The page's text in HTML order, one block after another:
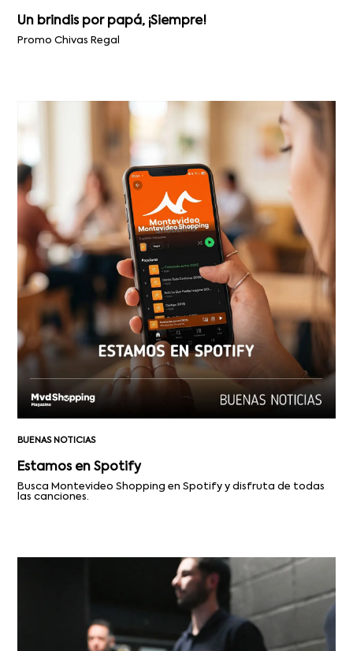
Un brindis por papá, ¡Siempre!
Promo Chivas Regal
BUENAS NOTICIAS
Estamos en Spotify
Busca Montevideo Shopping en Spotify y disfruta de todas
las canciones.